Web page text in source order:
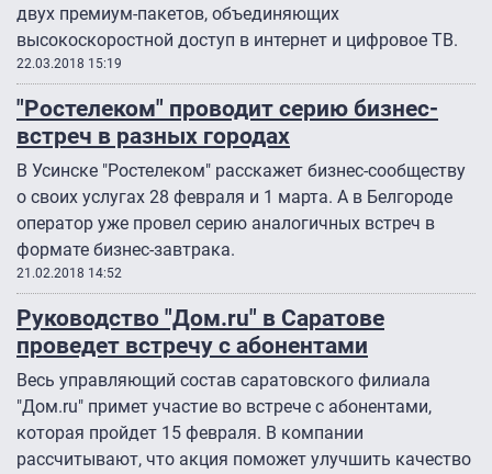
двух премиум-пакетов, объединяющих
высокоскоростной доступ в интернет и цифровое ТВ.
22.03.2018 15:19
"Ростелеком" проводит серию бизнес-
встреч в разных городах
В Усинске "Ростелеком" расскажет бизнес-сообществу
о своих услугах 28 февраля и 1 марта. А в Белгороде
оператор уже провел серию аналогичных встреч в
формате бизнес-завтрака.
21.02.2018 14:52
Руководство "Дом.ru" в Саратове
проведет встречу с абонентами
Весь управляющий состав саратовского филиала
"Дом.ru" примет участие во встрече с абонентами,
которая пройдет 15 февраля. В компании
рассчитывают, что акция поможет улучшить качество